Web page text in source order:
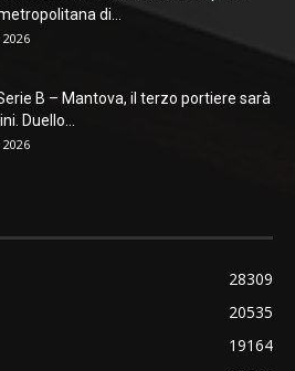
di...
B – Mantova, il terzo portiere sarà
Duello...
28309
20535
19164